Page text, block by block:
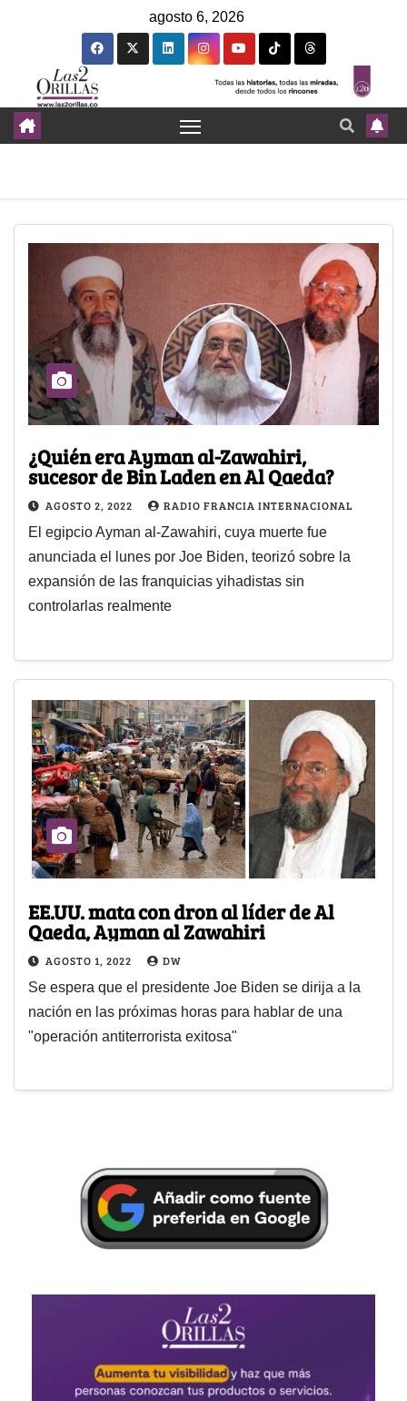
agosto 6, 2026
¿Quién era Ayman al-Zawahiri,
sucesor de Bin Laden en Al Qaeda?
AGOSTO 2, 2022 RADIO FRANCIA INTERNACIONAL
El egipcio Ayman al-Zawahiri, cuya muerte fue
anunciada el lunes por Joe Biden, teorizó sobre la
expansión de las franquicias yihadistas sin
controlarlas realmente
EE.UU. mata con dron al líder de Al
Qaeda, Ayman al Zawahiri
AGOSTO 1, 2022 DW
Se espera que el presidente Joe Biden se dirija a la
nación en las próximas horas para hablar de una
"operación antiterrorista exitosa"